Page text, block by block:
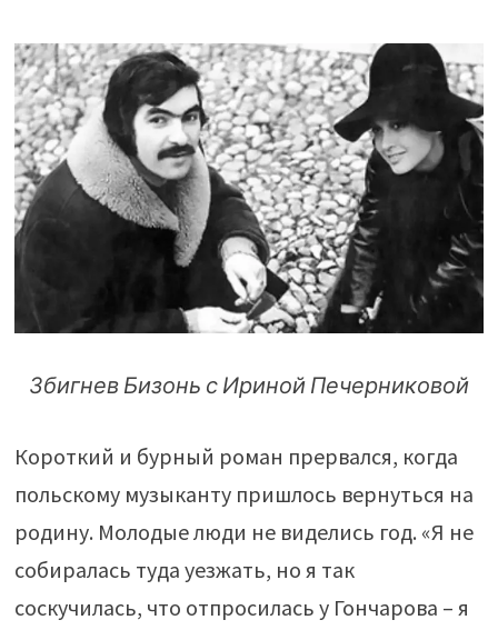
Збигнев Бизонь с Ириной Печерниковой
Короткий и бурный роман прервался, когда
польскому музыканту пришлось вернуться на
родину. Молодые люди не виделись год. «Я не
собиралась туда уезжать, но я так
соскучилась, что отпросилась у Гончарова – я